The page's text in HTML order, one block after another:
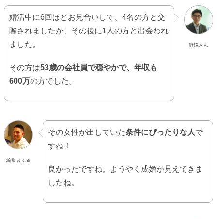
野澤さん
婚活中に6回ほどお見合いして、4名の方と交
際されましたが、その後に1人の方と出会われ
ました。
その方は53歳の会社員で穏やかで、年収も
600万の方でした。
編集者ふる
その女性が出していた条件にぴったりな人で
すね！
良かったですね。ようやく成婚が見えてきま
したね。